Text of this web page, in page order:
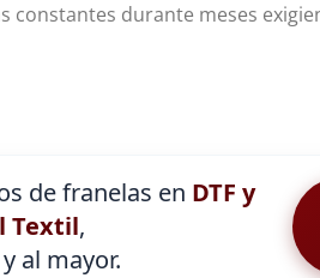
durante meses
de franelas en DTF y
Textil,
al mayor.